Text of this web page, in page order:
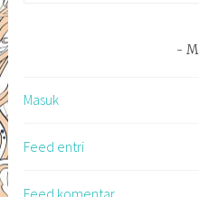
Masuk
Feed entri
Feed komentar